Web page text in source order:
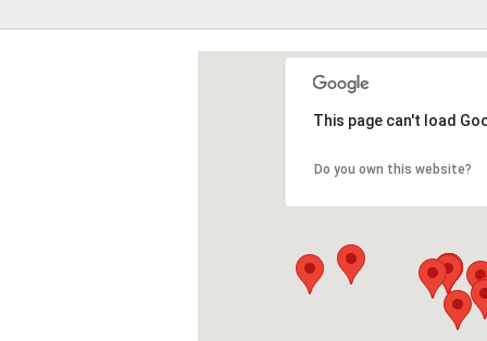
This page can't load
Do you own this website?